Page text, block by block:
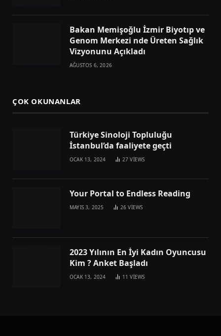
Bakan Memişoğlu İzmir Biyotıp ve
Genom Merkezi nde Üreten Sağlık
Vizyonunu Açıkladı
AĞUSTOS 6, 2026
ÇOK OKUNANLAR
Türkiye Sinoloji Topluluğu
İstanbul’da faaliyete geçti
OCAK 13, 2024 27VIEWS
Your Portal to Endless Reading
MAYIS 3, 2025 26VIEWS
2023 Yılının En İyi Kadın Oyuncusu
Kim ? Anket Başladı
OCAK 13, 2024 11VIEWS